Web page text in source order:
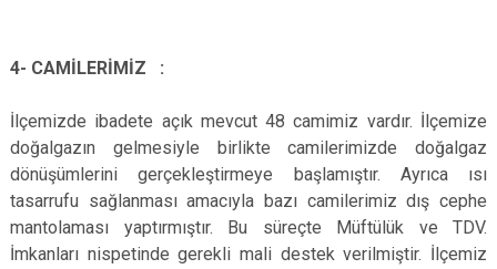
4- CAMİLERİMİZ :
İlçemizde ibadete açık mevcut 48 camimiz vardır. İlçemize
doğalgazın gelmesiyle birlikte camilerimizde doğalgaz
dönüşümlerini gerçekleştirmeye başlamıştır. Ayrıca ısı
tasarrufu sağlanması amacıyla bazı camilerimiz dış cephe
mantolaması yaptırmıştır. Bu süreçte Müftülük ve TDV.
İmkanları nispetinde gerekli mali destek verilmiştir. İlçemiz